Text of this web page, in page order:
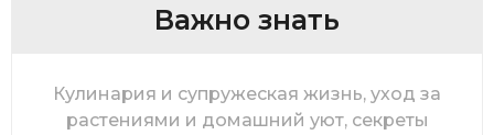
Важно знать
Кулинария и супружеская жизнь, уход за
растениями и домашний уют, секреты